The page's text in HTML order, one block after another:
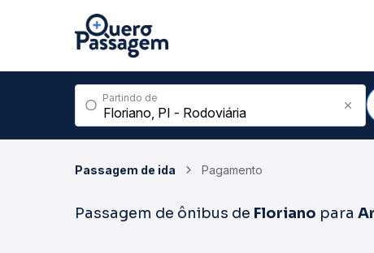
Partindo de
Passagem de ida Pagamento
Passagem de ônibus de Floriano para